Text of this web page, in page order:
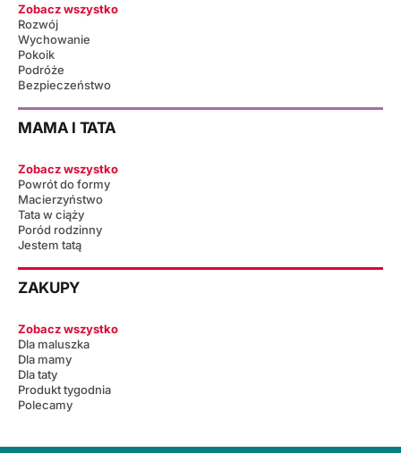
Zobacz wszystko
Rozwój
Wychowanie
Pokoik
Podróże
Bezpieczeństwo
MAMA I TATA
Zobacz wszystko
Powrót do formy
Macierzyństwo
Tata w ciąży
Poród rodzinny
Jestem tatą
ZAKUPY
Zobacz wszystko
Dla maluszka
Dla mamy
Dla taty
Produkt tygodnia
Polecamy